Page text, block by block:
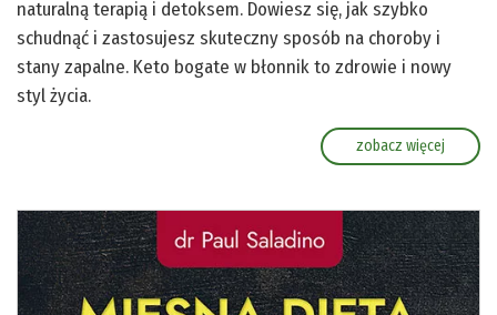
naturalną terapią i detoksem. Dowiesz się, jak szybko
schudnąć i zastosujesz skuteczny sposób na choroby i
stany zapalne. Keto bogate w błonnik to zdrowie i nowy
styl życia.
zobacz więcej